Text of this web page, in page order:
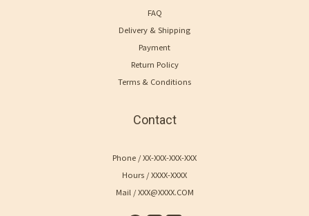
FAQ
Delivery & Shipping
Payment
Return Policy
Terms & Conditions
Contact
Phone / XX-XXX-XXX-XXX
Hours / XXXX-XXXX
Mail / XXX@XXXX.COM